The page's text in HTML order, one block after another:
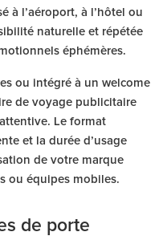
à l’aéroport, à l’hôtel ou
naturelle et répétée
éphémères.
ou intégré à un welcome
de voyage publicitaire
Le format
et la durée d’usage
de votre marque
ou équipes mobiles.
de porte